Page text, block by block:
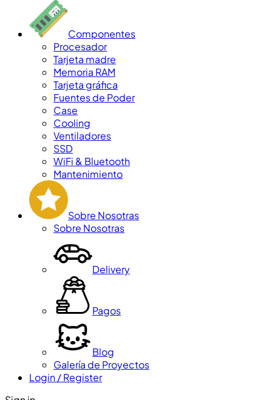
Componentes
Procesador
Tarjeta madre
Memoria RAM
Tarjeta gráfica
Fuentes de Poder
Case
Cooling
Ventiladores
SSD
WiFi & Bluetooth
Mantenimiento
Sobre Nosotras
Sobre Nosotras
Delivery
Pagos
Blog
Galería de Proyectos
Login / Register